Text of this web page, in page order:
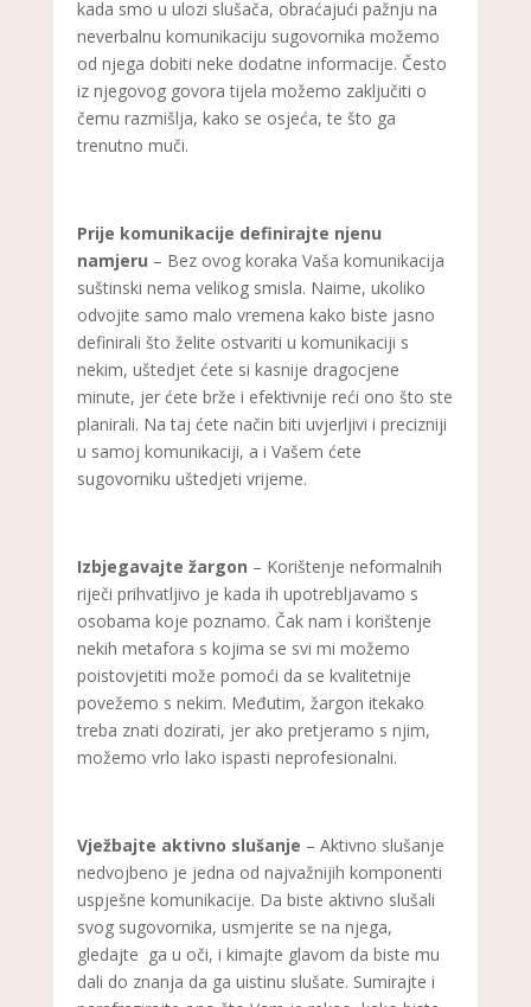
kada smo u ulozi slušača, obraćajući pažnju na
neverbalnu komunikaciju sugovornika možemo
od njega dobiti neke dodatne informacije. Često
iz njegovog govora tijela možemo zaključiti o
čemu razmišlja, kako se osjeća, te što ga
trenutno muči.
Prije komunikacije definirajte njenu
namjeru – Bez ovog koraka Vaša komunikacija
suštinski nema velikog smisla. Naime, ukoliko
odvojite samo malo vremena kako biste jasno
definirali što želite ostvariti u komunikaciji s
nekim, uštedjet ćete si kasnije dragocjene
minute, jer ćete brže i efektivnije reći ono što ste
planirali. Na taj ćete način biti uvjerljivi i precizniji
u samoj komunikaciji, a i Vašem ćete
sugovorniku uštedjeti vrijeme.
Izbjegavajte žargon – Korištenje neformalnih
riječi prihvatljivo je kada ih upotrebljavamo s
osobama koje poznamo. Čak nam i korištenje
nekih metafora s kojima se svi mi možemo
poistovjetiti može pomoći da se kvalitetnije
povežemo s nekim. Međutim, žargon itekako
treba znati dozirati, jer ako pretjeramo s njim,
možemo vrlo lako ispasti neprofesionalni.
Vježbajte aktivno slušanje – Aktivno slušanje
nedvojbeno je jedna od najvažnijih komponenti
uspješne komunikacije. Da biste aktivno slušali
svog sugovornika, usmjerite se na njega,
gledajte ga u oči, i kimajte glavom da biste mu
dali do znanja da ga uistinu slušate. Sumirajte i